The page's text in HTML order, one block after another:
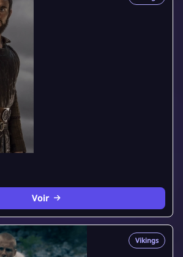
Voir
Vikings